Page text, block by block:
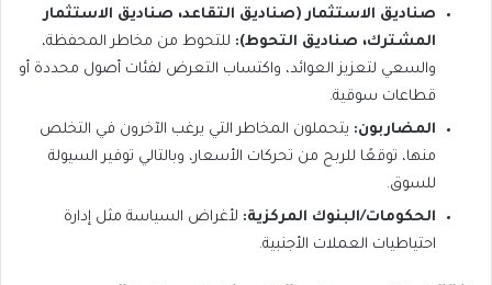
صناديق الاستثمار (صناديق التقاعد، صناديق الاستثمار
المشترك، صناديق التحوط): للتحوط من مخاطر المحفظة،
والسعي لتعزيز العوائد، واكتساب التعرض لفئات أصول محددة أو
قطاعات سوقية.
المضاربون: يتحملون المخاطر التي يرغب الآخرون في التخلص
منها، توقعًا للربح من تحركات الأسعار، وبالتالي توفير السيولة
للسوق.
الحكومات/البنوك المركزية: لأغراض السياسة مثل إدارة
احتياطيات العملات الأجنبية.